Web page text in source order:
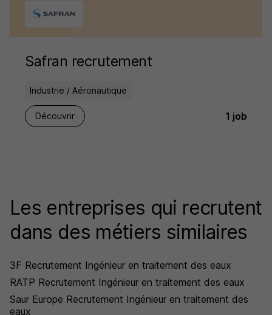
Safran recrutement
Industrie / Aéronautique
Découvrir 1 job
Les entreprises qui recrutent
dans des métiers similaires
3F Recrutement Ingénieur en traitement des eaux
RATP Recrutement Ingénieur en traitement des eaux
Saur Europe Recrutement Ingénieur en traitement des
eaux